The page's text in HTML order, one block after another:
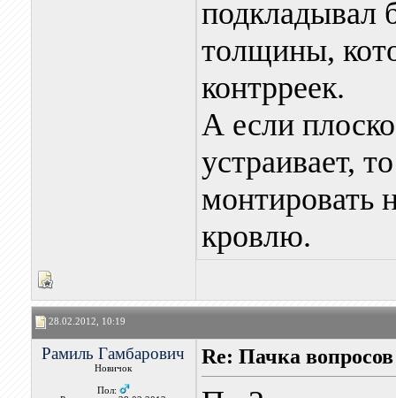
подкладывал
толщины,
контрреек.
А если
устраивает,
кровлю.
28.02.2012, 10:19
Рамиль Гамбарович
Новичок
Пол:
Re: Пачка